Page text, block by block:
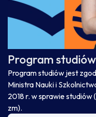
Program studiów
Program studiów jest
Ministra Nauki i
2018 r. w sprawie studiów
zm).